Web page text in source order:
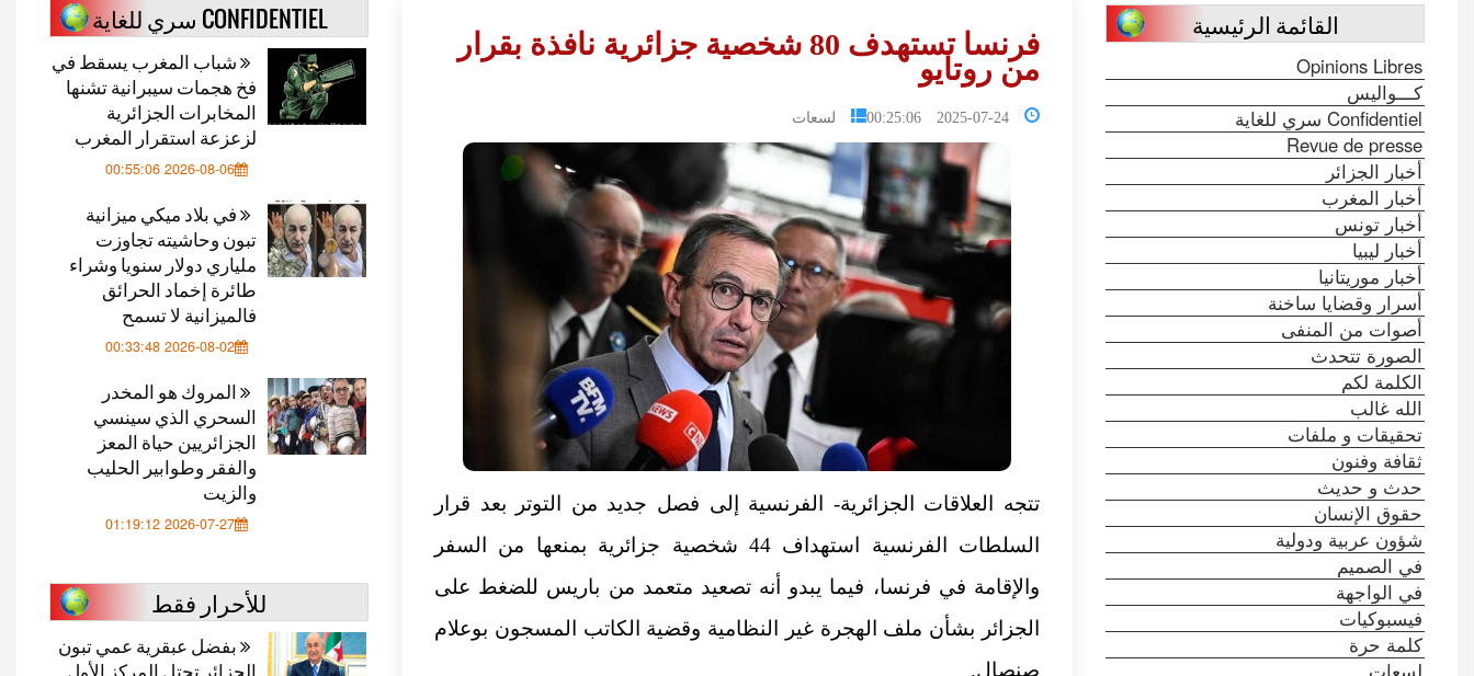
CONFIDENTIEL سري للغاية
شباب المغرب يسقط في
فخ هجمات سيبرانية تشنها
المخابرات الجزائرية
لزعزعة استقرار المغرب
2026-08-06 00:55:06
في بلاد ميكي ميزانية
تبون وحاشيته تجاوزت
ملياري دولار سنويا وشراء
طائرة إخماد الحرائق
فالميزانية لا تسمح
2026-08-02 00:33:48
المروك هو المخدر
السحري الذي سينسي
الجزائريين حياة المعز
والفقر وطوابير الحليب
والزيت
2026-07-27 01:19:12
للأحرار فقط
بفضل عبقرية عمي تبون
الجزائر تحتل المركز الأول
فرنسا تستهدف 80 شخصية جزائرية نافذة بقرار
من روتايو
2025-07-24 00:25:06 لسعات
تتجه العلاقات الجزائرية- الفرنسية إلى فصل جديد من التوتر بعد قرار
السلطات الفرنسية استهداف 44 شخصية جزائرية بمنعها من السفر
والإقامة في فرنسا، فيما يبدو أنه تصعيد متعمد من باريس للضغط على
الجزائر بشأن ملف الهجرة غير النظامية وقضية الكاتب المسجون بوعلام
صنصال.
القائمة الرئيسية
Opinions Libres
كـــواليس
Confidentiel سري للغاية
Revue de presse
أخبار الجزائر
أخبار المغرب
أخبار تونس
أخبار ليبيا
أخبار موريتانيا
أسرار وقضايا ساخنة
أصوات من المنفى
الصورة تتحدث
الكلمة لكم
الله غالب
تحقيقات و ملفات
ثقافة وفنون
حدث و حديث
حقوق الإنسان
شؤون عربية ودولية
في الصميم
في الواجهة
فيسبوكيات
كلمة حرة
لسعات